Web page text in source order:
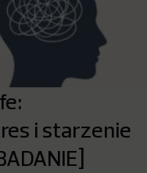
i starzenie